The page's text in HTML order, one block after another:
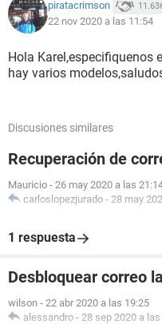
piratacrimson
22 nov 2020 a las 11:54
Hola Karel,especifiquenos
hay varios
Discusiones similares
Recuperación de
Mauricio - 26 may 2020 a las
carloslopezjurado - 28 may
1 respuesta
Desbloquear correo
wilson - 22 abr 2020 a las 19:25
alessandro - 28 sep 2020 a